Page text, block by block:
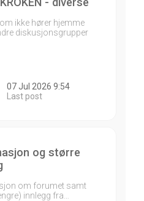
ikke hører hjemme
diskusjonsgrupper
07 Jul 2026 9:54
Last post
og større
om forumet samt
innlegg fra…